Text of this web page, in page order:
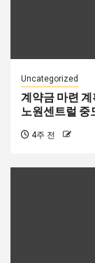
Uncategorized
계약금 마련
노원센트럴 중
4주 전